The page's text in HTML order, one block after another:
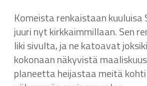
Komeista renkaistaan kuuluisa
juuri nyt kirkkaimmillaan. Sen
liki sivulta, ja ne katoavat
kokonaan näkyvistä
planeetta heijastaa meitä